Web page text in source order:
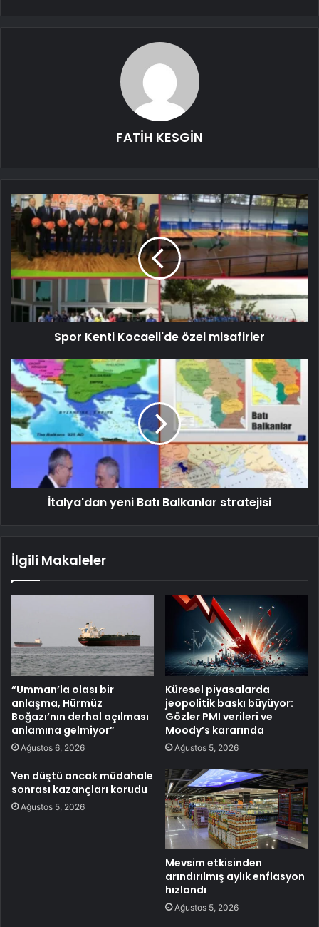
FATİH KESGİN
Spor Kenti Kocaeli'de özel misafirler
İtalya'dan yeni Batı Balkanlar stratejisi
İlgili Makaleler
“Umman’la olası bir
anlaşma, Hürmüz
Boğazı’nın derhal açılması
anlamına gelmiyor”
Ağustos 6, 2026
Küresel piyasalarda
jeopolitik baskı büyüyor:
Gözler PMI verileri ve
Moody’s kararında
Ağustos 5, 2026
Yen düştü ancak müdahale
sonrası kazançları korudu
Ağustos 5, 2026
Mevsim etkisinden
arındırılmış aylık enflasyon
hızlandı
Ağustos 5, 2026